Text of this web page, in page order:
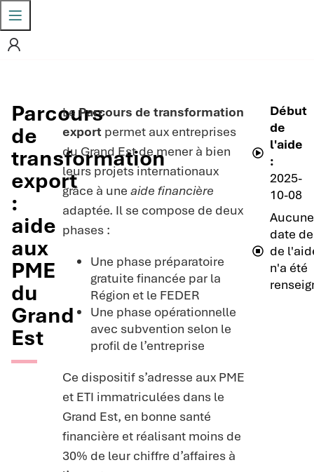
Parcours
de
transformation
export
:
aide
aux
PME
du
Grand
Est
LeParcours de transformation
export permet aux entreprises
du Grand Est de mener à bien
leurs projets internationaux
grâce à uneaide financière
adaptée. Il se compose de deux
phases :
Une phase préparatoire
gratuite financée par la
Région et le FEDER
Une phase opérationnelle
avec subvention selon le
profil de l’entreprise
Ce dispositif s’adresse aux PME
et ETI immatriculées dans le
Grand Est, en bonne santé
financière et réalisant moins de
30% de leur chiffre d’affaires à
Début
de
l'aide
:
2025-
10-08
Aucune
date
de
n'a été